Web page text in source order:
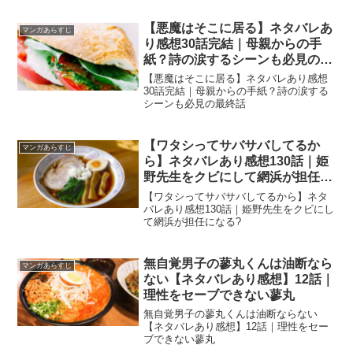
マンガあらすじ
【悪魔はそこに居る】ネタバレあ
り感想30話完結｜母親からの手
紙？詩の涙するシーンも必見の最
終話
【悪魔はそこに居る】ネタバレあり感想
30話完結｜母親からの手紙？詩の涙する
シーンも必見の最終話
マンガあらすじ
【ワタシってサバサバしてるか
ら】ネタバレあり感想130話｜姫
野先生をクビにして網浜が担任に
なる?
【ワタシってサバサバしてるから】ネタ
バレあり感想130話｜姫野先生をクビにし
て網浜が担任になる?
マンガあらすじ
無自覚男子の蓼丸くんは油断なら
ない【ネタバレあり感想】12話｜
理性をセーブできない蓼丸
無自覚男子の蓼丸くんは油断ならない
【ネタバレあり感想】12話｜理性をセー
ブできない蓼丸